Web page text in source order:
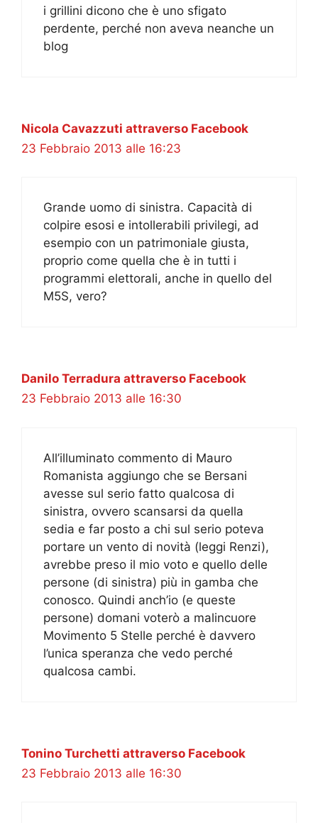
i grillini dicono che è uno sfigato
perdente, perché non aveva neanche un
blog
Nicola Cavazzuti attraverso Facebook
23 Febbraio 2013 alle 16:23
Grande uomo di sinistra. Capacità di
colpire esosi e intollerabili privilegi, ad
esempio con un patrimoniale giusta,
proprio come quella che è in tutti i
programmi elettorali, anche in quello del
M5S, vero?
Danilo Terradura attraverso Facebook
23 Febbraio 2013 alle 16:30
All’illuminato commento di Mauro
Romanista aggiungo che se Bersani
avesse sul serio fatto qualcosa di
sinistra, ovvero scansarsi da quella
sedia e far posto a chi sul serio poteva
portare un vento di novità (leggi Renzi),
avrebbe preso il mio voto e quello delle
persone (di sinistra) più in gamba che
conosco. Quindi anch’io (e queste
persone) domani voterò a malincuore
Movimento 5 Stelle perché è davvero
l’unica speranza che vedo perché
qualcosa cambi.
Tonino Turchetti attraverso Facebook
23 Febbraio 2013 alle 16:30